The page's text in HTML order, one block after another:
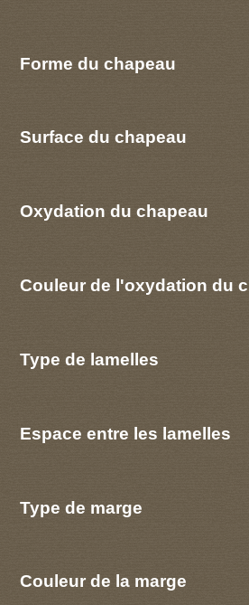
Forme du chapeau
Surface du chapeau
Oxydation du chapeau
Couleur de l'oxydation du
Type de lamelles
Espace entre les lamelles
Type de marge
Couleur de la marge